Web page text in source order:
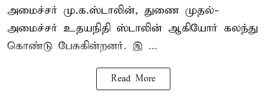
அமைச்சர் மு.க.ஸ்டாலின், துணை முதல்-
அமைச்சர் உதயநிதி ஸ்டாலின் ஆகியோர் கலந்து
கொண்டு பேசுகின்றனர். இ ...
Read More